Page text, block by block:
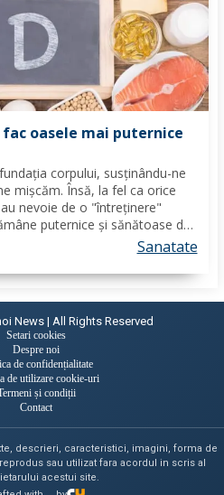
oasele mai puternice
corpului, susținându-ne
mișcăm. Însă, la fel ca orice
nevoie de o "întreținere"
puternice și sănătoase de-
nu ai nevoie de poțiuni
simple, dar...
Sanatate
News | All Rights Reserved
Setari cookies
Despre noi
de confidențialitate
de utilizare cookie-uri
și condiții
Contact
descrieri, caracteristici, imagini, forma de
sau utilizat fara acordul in scris al
acestui site.